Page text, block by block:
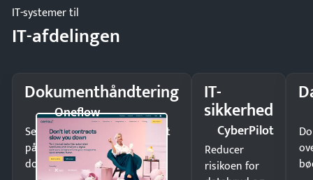
IT-systemer til
IT-afdelingen
Dokumenthåndtering
Oneflow
Send kontrakter til underskrift
på minutter og mist ingen
dokumenter.
IT-
sikkerhed
CyberPilot
Reducer
risikoen for